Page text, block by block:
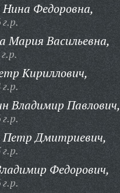
Нина Федоровна,
Мария Васильевна,
Кириллович,
Владимир Павлович,
Петр Дмитриевич,
Федорович,